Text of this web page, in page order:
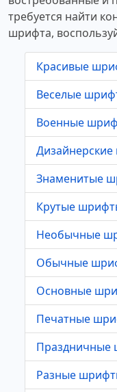
требуется найти
шрифта,
Красивые
Веселые
Военные
Знаменитые
Крутые
Необычные
Обычные
Основные
Печатные
Праздничные
Разные